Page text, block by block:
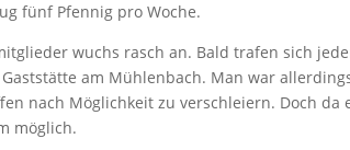
fünf Pfennig pro Woche.
wuchs rasch an. Bald trafen sich
am Mühlenbach. Man war
nach Möglichkeit zu verschleiern. Doch
möglich.